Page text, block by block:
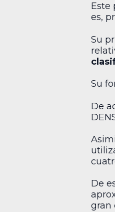
Este
es,
Su
Su
De
De
gran